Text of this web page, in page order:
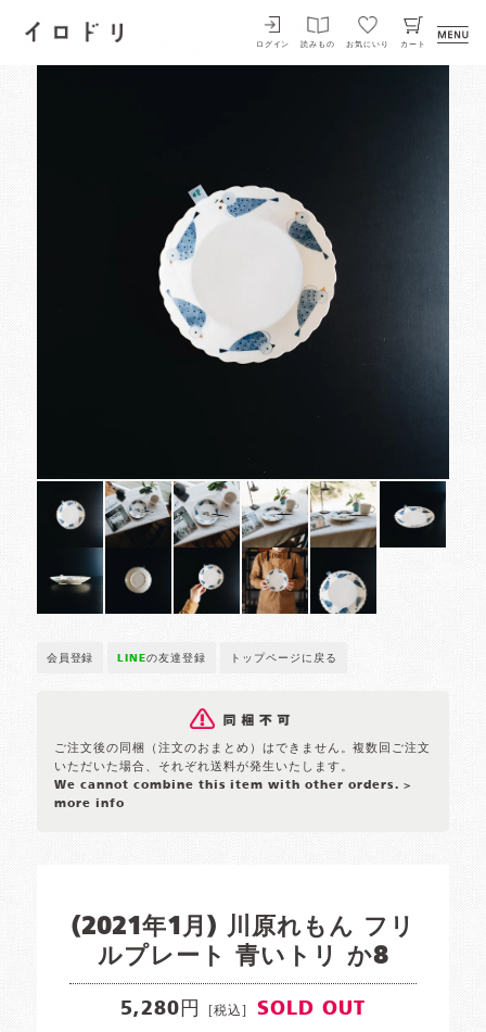
イロドリ
ログイン 読みもの お気にいり カート
会員登録 LINEの友達登録 トップページに戻る
ご注文後の同梱（注文のおまとめ）はできません。複数回ご注文
いただいた場合、それぞれ送料が発生いたします。
We cannot combine this item with other orders. >
more info
(2021年1月) 川原れもん フリ
ルプレート 青いトリ か8
5,280円 [税込] SOLD OUT